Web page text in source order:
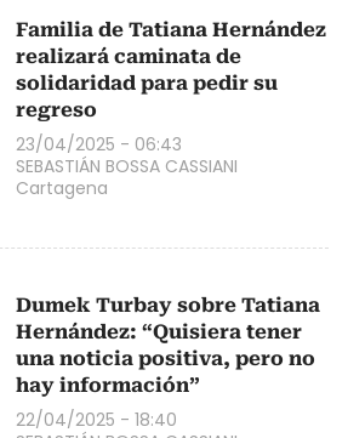
Familia de Tatiana Hernández
realizará caminata de
solidaridad para pedir su
regreso
23/04/2025 - 06:43
SEBASTIÁN BOSSA CASSIANI
Cartagena
Dumek Turbay sobre Tatiana
Hernández: “Quisiera tener
una noticia positiva, pero no
hay información”
22/04/2025 - 18:40